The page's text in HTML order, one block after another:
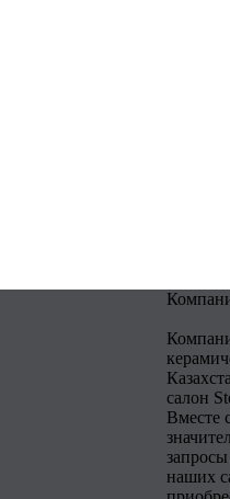
салон
Вместе
наших